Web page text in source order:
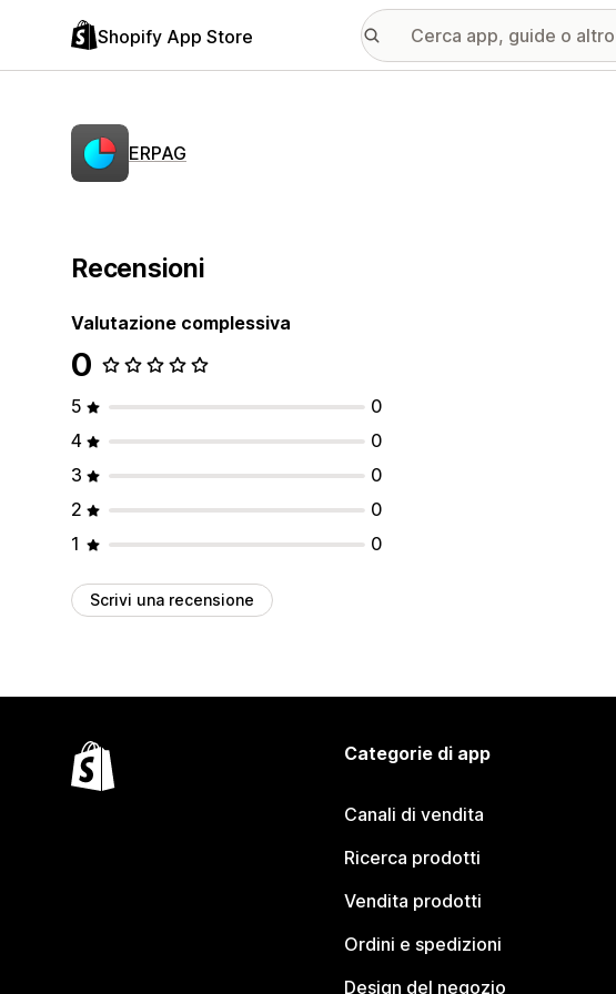
Shopify App Store
ERPAG
Recensioni
Valutazione complessiva
0
5
0
4
0
3
0
2
0
1
0
Scrivi una recensione
Categorie di app
Canali di vendita
Ricerca prodotti
Vendita prodotti
Ordini e spedizioni
Design del negozio